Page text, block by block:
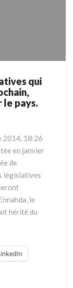
qui
pays.
2014, 18:26
en janvier
de
législatives
le
hérité du